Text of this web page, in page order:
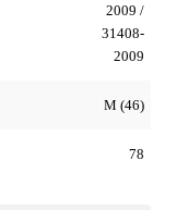
2009 /
31408-
2009
M (46)
78